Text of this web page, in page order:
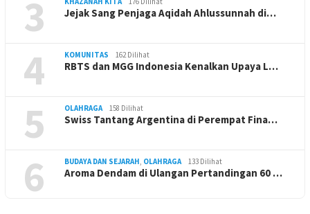
3 Jejak Sang Penjaga Aqidah Ahlussunnah di…
4 KOMUNITAS 162 Dilihat
RBTS dan MGG Indonesia Kenalkan Upaya L…
5 OLAHRAGA 158 Dilihat
Swiss Tantang Argentina di Perempat Fina…
6 BUDAYA DAN SEJARAH, OLAHRAGA 133 Dilihat
Aroma Dendam di Ulangan Pertandingan 60 …